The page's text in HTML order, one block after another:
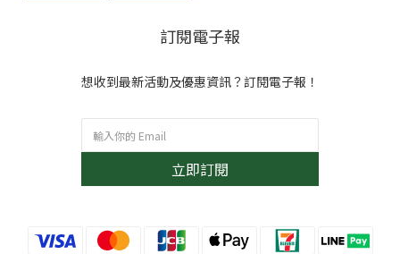
訂閱電子報
想收到最新活動及優惠資訊？訂閱電子報！
立即訂閱